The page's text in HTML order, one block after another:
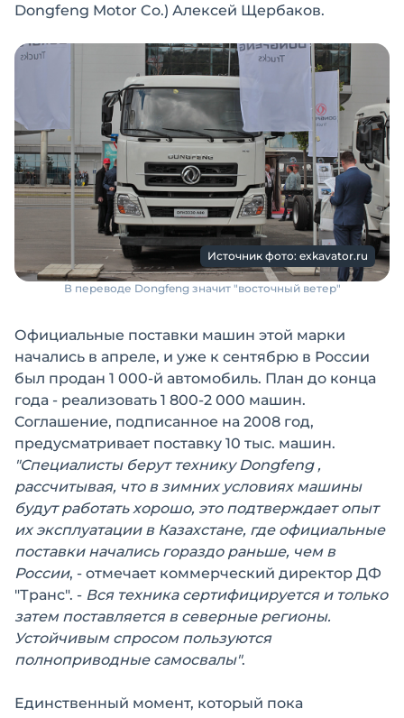
Dongfeng Motor Co.) Алексей Щербаков.
Источник фото: exkavator.ru
В переводе Dongfeng значит "восточный ветер"
Официальные поставки машин этой марки
начались в апреле, и уже к сентябрю в России
был продан 1 000-й автомобиль. План до конца
года - реализовать 1 800-2 000 машин.
Соглашение, подписанное на 2008 год,
предусматривает поставку 10 тыс. машин.
"Специалисты берут технику Dongfeng ,
рассчитывая, что в зимних условиях машины
будут работать хорошо, это подтверждает опыт
их эксплуатации в Казахстане, где официальные
поставки начались гораздо раньше, чем в
России, - отмечает коммерческий директор ДФ
"Транс". - Вся техника сертифицируется и только
затем поставляется в северные регионы.
Устойчивым спросом пользуются
полноприводные самосвалы".
Единственный момент, который пока